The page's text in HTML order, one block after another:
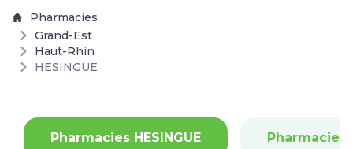
Pharmacies
Grand-Est
Haut-Rhin
HESINGUE
Pharmacies HESINGUE Pharmacies